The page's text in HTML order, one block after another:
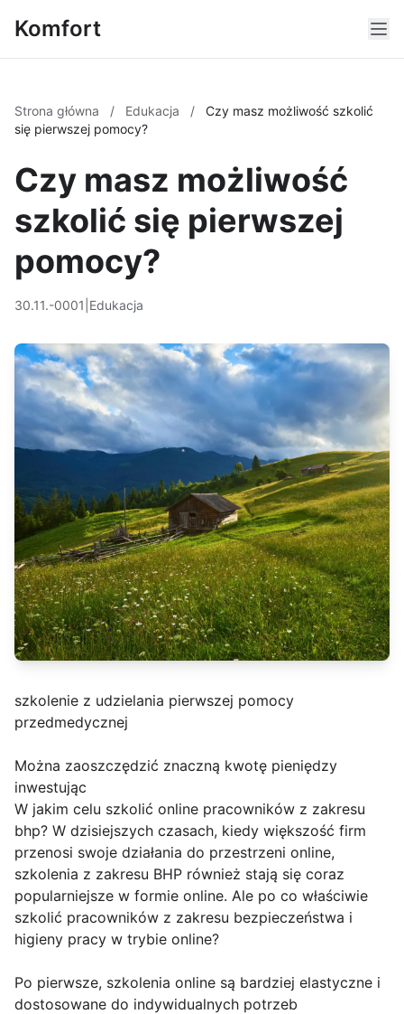
Komfort
Strona główna / Edukacja /
Czy masz możliwość szkolić
się pierwszej pomocy?
Czy masz możliwość
szkolić się pierwszej
pomocy?
30.11.-0001 Edukacja
szkolenie z udzielania pierwszej pomocy
przedmedycznej
Można zaoszczędzić znaczną kwotę pieniędzy
inwestując
W jakim celu szkolić online pracowników z zakresu
bhp? W dzisiejszych czasach, kiedy większość firm
przenosi swoje działania do przestrzeni online,
szkolenia z zakresu BHP również stają się coraz
popularniejsze w formie online. Ale po co właściwie
szkolić pracowników z zakresu bezpieczeństwa i
higieny pracy w trybie online?
Po pierwsze, szkolenia online są bardziej elastyczne i
dostosowane do indywidualnych potrzeb